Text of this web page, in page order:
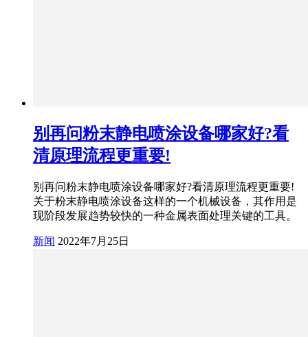
别再问粉末静电喷涂设备哪家好?看
清原理流程更重要!
别再问粉末静电喷涂设备哪家好?看清原理流程更重要!
关于粉末静电喷涂设备这样的一个机械设备，其作用是
现阶段发展趋势较快的一种金属表面处理关键的工具。
新闻 2022年7月25日